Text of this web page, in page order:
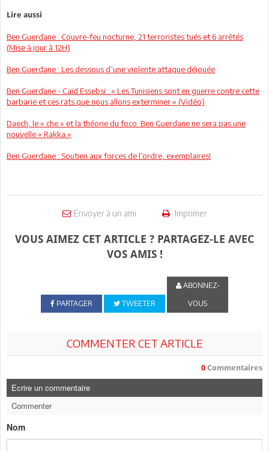
Lire aussi
Ben Guerdane : Couvre-feu nocturne, 21 terroristes tués et 6 arrêtés
(Mise à jour à 12H)
Ben Guerdane : Les dessous d’une violente attaque déjouée
Ben Guerdane - Caïd Essebsi : « Les Tunisiens sont en guerre contre cette
barbarie et ces rats que nous allons exterminer » (Vidéo)
Daech, le « che » et la théorie du foco: Ben Guerdane ne sera pas une
nouvelle « Rakka »
Ben Guerdane : Soutien aux forces de l’ordre, exemplaires!
Envoyer à un ami Imprimer
VOUS AIMEZ CET ARTICLE ? PARTAGEZ-LE AVEC
VOS AMIS !
PARTAGER TWEETER
ABONNEZ-
VOUS
COMMENTER CET ARTICLE
0 Commentaires
Ecrire un commentaire
Commenter
Nom